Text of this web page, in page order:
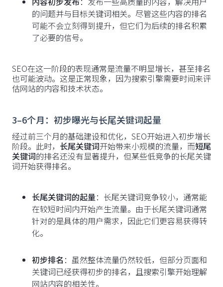
的问题并与目标关键词相关。尽管这些内容的排名
可能不会立刻得到提升，但它们为后续的排名积累
了必要的信号。
SEO在这一阶段的表现通常是流量不明显增长，甚至排名
也可能波动。这是正常现象，因为搜索引擎需要时间来评
估网站的内容和技术状态。
3–6个月：初步曝光与长尾关键词起量
经过前三个月的基础建设和优化，SEO开始进入初步增长
阶段。此时， 长尾关键词开始带来小规模的流量，而短尾
关键词的排名还没有显著提升，但某些低竞争的长尾关键
词开始获得排名。
长尾关键词的起量：长尾关键词竞争较小，通常能
在较短时间内开始产生流量。由于长尾关键词通常
针对的是具体的用户需求，因此它们更容易获得转
化。
初步排名 ：虽然整体流量仍然较低，但部分页面和
关键词已经获得初步的排名，且搜索引擎开始理解
网站内容的相关性。